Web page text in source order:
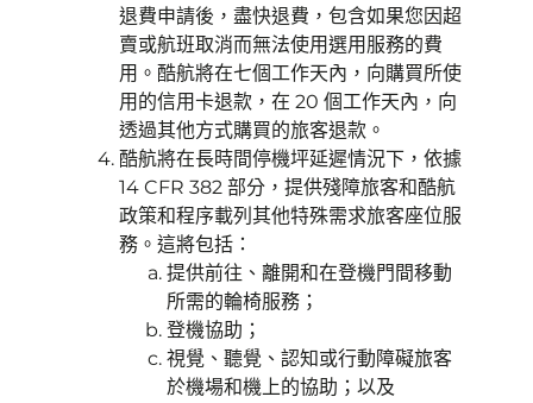
退費申請後，盡快退費，包含如果您因超
賣或航班取消而無法使用選用服務的費
用。酷航將在七個工作天內，向購買所使
用的信用卡退款，在 20 個工作天內，向
透過其他方式購買的旅客退款。
酷航將在長時間停機坪延遲情況下，依據
14 CFR 382 部分，提供殘障旅客和酷航
政策和程序載列其他特殊需求旅客座位服
務。這將包括：
提供前往、離開和在登機門間移動
所需的輪椅服務；
登機協助；
視覺、聽覺、認知或行動障礙旅客
於機場和機上的協助；以及